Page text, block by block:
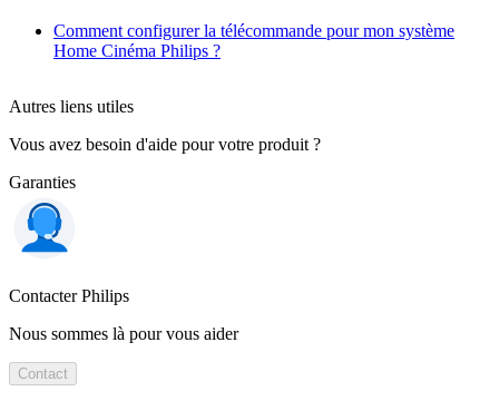
Comment configurer la télécommande pour mon système
Home Cinéma Philips ?
Autres liens utiles
Vous avez besoin d'aide pour votre produit ?
Garanties
Contacter Philips
Nous sommes là pour vous aider
Contact